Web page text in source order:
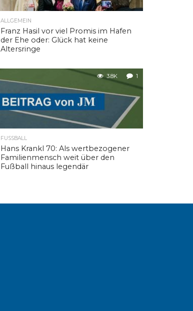
ALLGEMEIN
Franz Hasil vor viel Promis im Hafen
der Ehe oder: Glück hat keine
Altersringe
3.8K 1
FUSSBALL
Hans Krankl 70: Als wertbezogener
Familienmensch weit über den
Fußball hinaus legendär